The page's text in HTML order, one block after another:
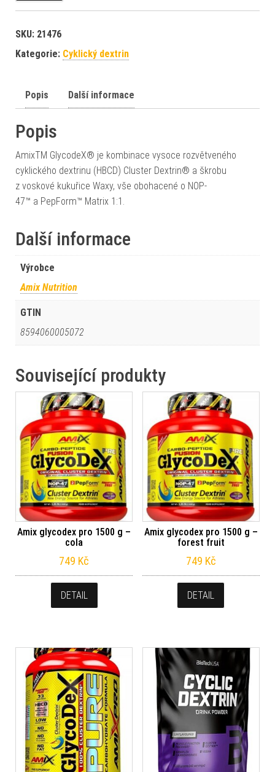
SKU: 21476
Kategorie: Cyklický dextrin
Popis Další informace
Popis
AmixTM GlycodeX® je kombinace vysoce rozvětveného
cyklického dextrinu (HBCD) Cluster Dextrin® a škrobu
z voskové kukuřice Waxy, vše obohacené o NOP-
47™ a PepForm™ Matrix 1:1.
Další informace
Výrobce
Amix Nutrition
GTIN
8594060005072
Související produkty
Amix glycodex pro 1500 g –
cola
749 Kč
DETAIL
Amix glycodex pro 1500 g –
forest fruit
749 Kč
DETAIL